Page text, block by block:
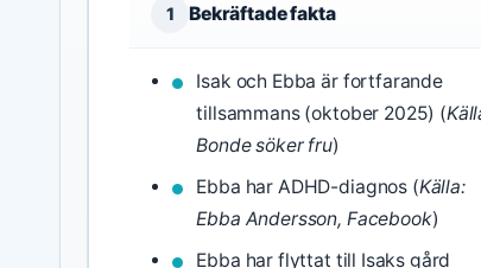
1 Bekräftade fakta
Isak och Ebba är fortfarande
tillsammans (oktober 2025) (
Bonde söker fru)
Ebba har ADHD-diagnos (Källa:
Ebba Andersson, Facebook)
Ebba har flyttat till Isaks gård